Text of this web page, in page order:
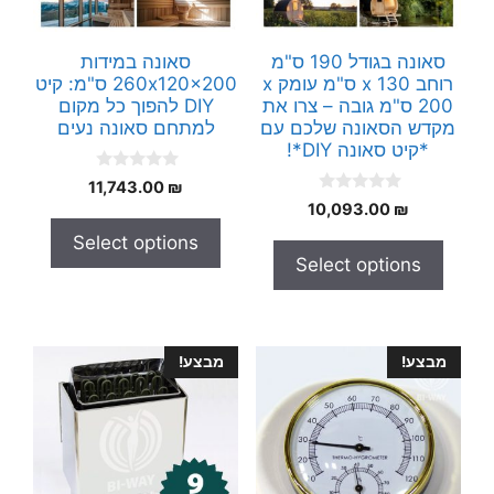
סאונה בגודל 190 ס"מ
רוחב x 130 ס"מ עומק x
200 ס"מ גובה – צרו את
מקדש הסאונה שלכם עם
*קיט סאונה DIY*!
0
o
o
5
10,093.00 ₪
Select options
סאונה במידות
260x120x200 ס"מ: קיט
DIY להפוך כל מקום
למתחם סאונה נעים
0
o
o
5
11,743.00 ₪
Select options
מבצע! מבצע!